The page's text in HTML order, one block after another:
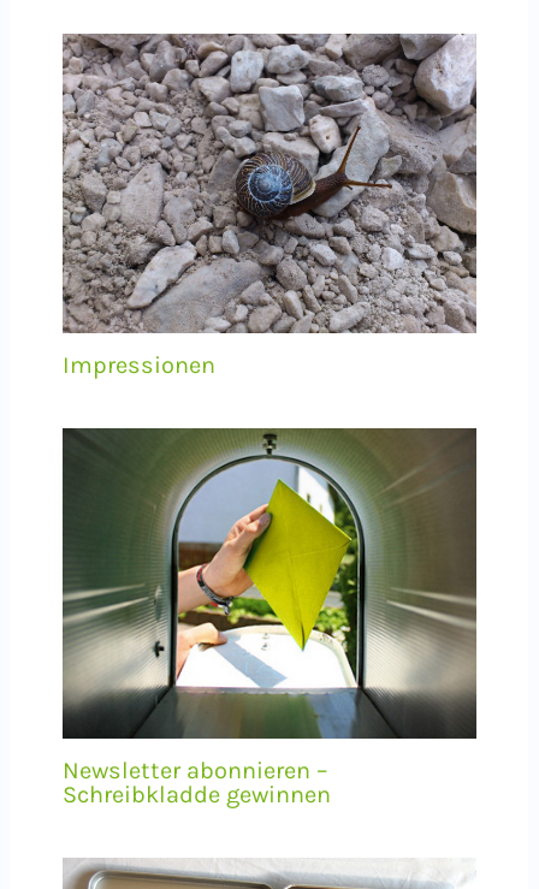
Impressionen
Newsletter abonnieren –
Schreibkladde gewinnen